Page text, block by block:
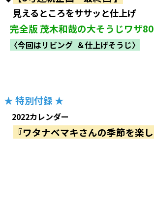
見えるところをササッと仕上げ
完全版 茂木和哉の大そうじワザ80
〈今回はリビング ＆仕上げそうじ〉
★ 特別付録 ★
2022カレンダー
『ワタナベマキさんの季節を楽